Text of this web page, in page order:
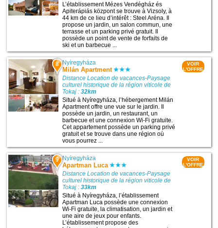
L’établissement Mézes Vendégház és
Apiterápiás központ se trouve à Vizsoly, à
44 km de ce lieu d’intérêt : Steel Aréna. Il
propose un jardin, un salon commun, une
terrasse et un parking privé gratuit. Il
possède un point de vente de forfaits de
ski et un barbecue ...
8 Nyíregyháza
Milán Apartment
Distance Location de vacances-Paysage
culturel historique de la région viticole de
Tokaj :32km
Situé à Nyíregyháza, l’hébergement Milán
Apartment offre une vue sur le jardin. Il
possède un jardin, un restaurant, un
barbecue et une connexion Wi-Fi gratuite.
Cet appartement possède un parking privé
gratuit et se trouve dans une région où
vous pourrez ...
VOIR
L'OFFRE
9 Nyíregyháza
Apartman Luca
Distance Location de vacances-Paysage
culturel historique de la région viticole de
Tokaj :33km
Situé à Nyíregyháza, l’établissement
Apartman Luca possède une connexion
Wi-Fi gratuite, la climatisation, un jardin et
une aire de jeux pour enfants.
L’établissement propose des
VOIR
L'OFFRE